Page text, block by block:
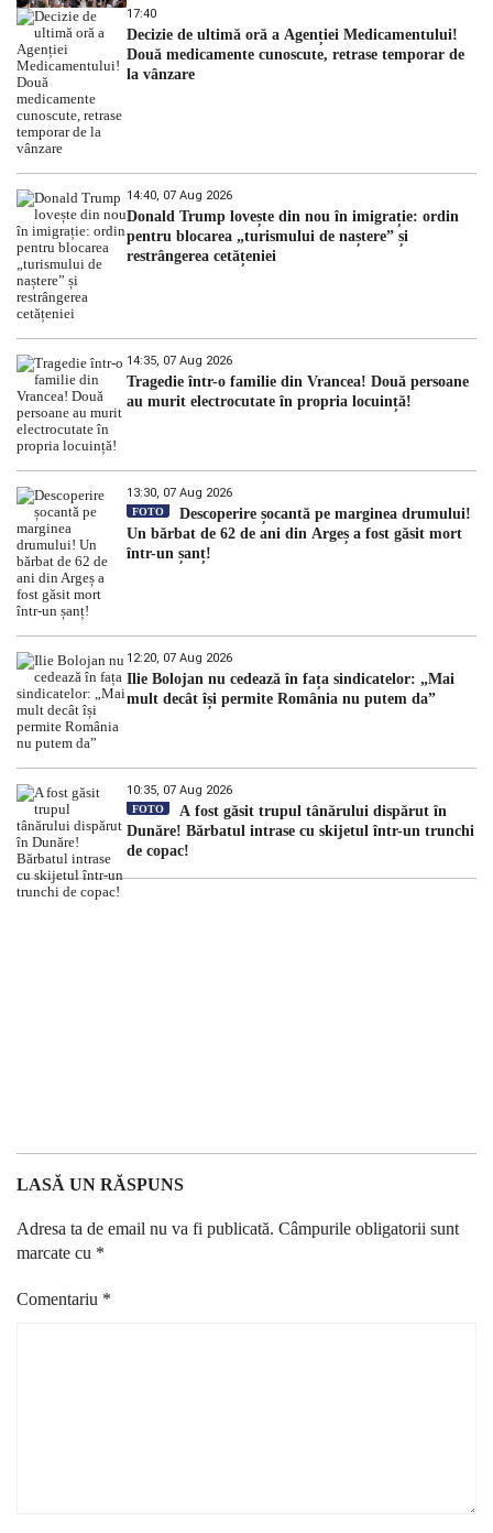
17:40
Decizie de ultimă oră a Agenției Medicamentului!
Două medicamente cunoscute, retrase temporar de
la vânzare
14:40, 07 Aug 2026
Donald Trump lovește din nou în imigrație: ordin
pentru blocarea „turismului de naștere” și
restrângerea cetățeniei
14:35, 07 Aug 2026
Tragedie într-o familie din Vrancea! Două persoane
au murit electrocutate în propria locuință!
13:30, 07 Aug 2026
FOTO
Descoperire șocantă pe marginea drumului!
Un bărbat de 62 de ani din Argeș a fost găsit mort
într-un șanț!
12:20, 07 Aug 2026
Ilie Bolojan nu cedează în fața sindicatelor: „Mai
mult decât își permite România nu putem da”
10:35, 07 Aug 2026
FOTO
A fost găsit trupul tânărului dispărut în
Dunăre! Bărbatul intrase cu skijetul într-un trunchi
de copac!
LASĂ UN RĂSPUNS
Adresa ta de email nu va fi publicată. Câmpurile obligatorii sunt
marcate cu *
Comentariu *